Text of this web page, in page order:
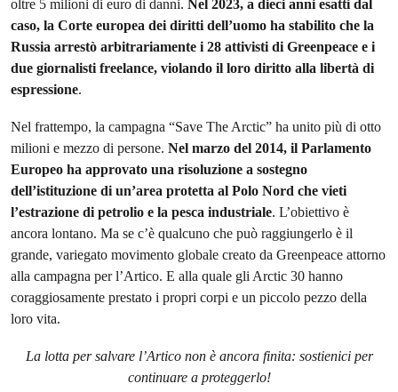
oltre 5 milioni di euro di danni. Nel 2023, a dieci anni esatti dal
caso, la Corte europea dei diritti dell’uomo ha stabilito che la
Russia arrestò arbitrariamente i 28 attivisti di Greenpeace e i
due giornalisti freelance, violando il loro diritto alla libertà di
espressione.
Nel frattempo, la campagna “Save The Arctic” ha unito più di otto
milioni e mezzo di persone. Nel marzo del 2014, il Parlamento
Europeo ha approvato una risoluzione a sostegno
dell’istituzione di un’area protetta al Polo Nord che vieti
l’estrazione di petrolio e la pesca industriale. L’obiettivo è
ancora lontano. Ma se c’è qualcuno che può raggiungerlo è il
grande, variegato movimento globale creato da Greenpeace attorno
alla campagna per l’Artico. E alla quale gli Arctic 30 hanno
coraggiosamente prestato i propri corpi e un piccolo pezzo della
loro vita.
La lotta per salvare l’Artico non è ancora finita: sostienici per
continuare a proteggerlo!